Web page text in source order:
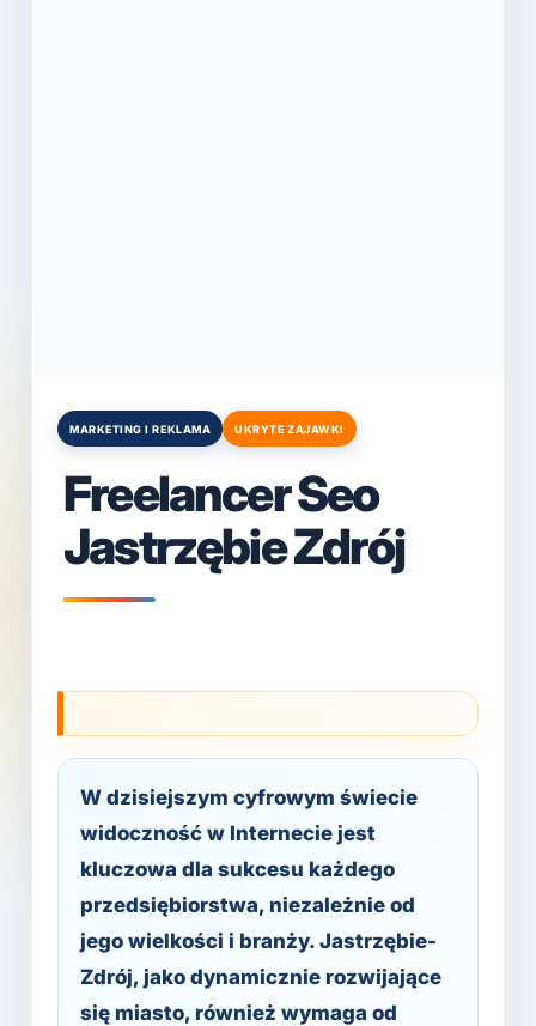
Posted
MARKETING I REKLAMA UKRYTE ZAJAWKI
Freelancer Seo
Jastrzębie Zdrój
W dzisiejszym cyfrowym świecie
widoczność w Internecie jest
kluczowa dla sukcesu każdego
przedsiębiorstwa, niezależnie od
jego wielkości i branży. Jastrzębie-
Zdrój, jako dynamicznie rozwijające
się miasto, również wymaga od